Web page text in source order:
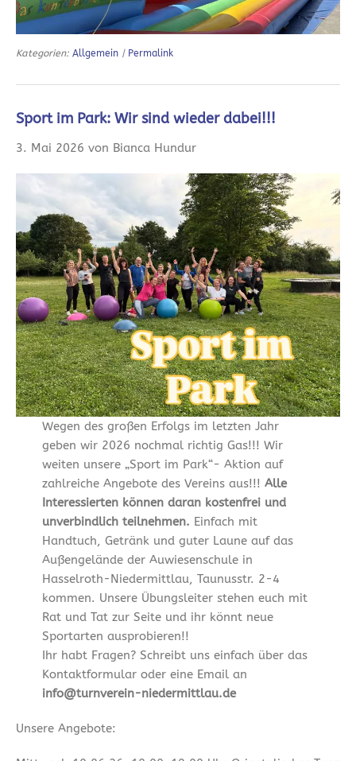
Kategorien: Allgemein | Permalink
Sport im Park: Wir sind wieder dabei!!!
3. Mai 2026 von Bianca Hundur
Wegen des großen Erfolgs im letzten Jahr
geben wir 2026 nochmal richtig Gas!!! Wir
weiten unsere „Sport im Park“- Aktion auf
zahlreiche Angebote des Vereins aus!!! Alle
Interessierten können daran kostenfrei und
unverbindlich teilnehmen. Einfach mit
Handtuch, Getränk und guter Laune auf das
Außengelände der Auwiesenschule in
Hasselroth-Niedermittlau, Taunusstr. 2-4
kommen. Unsere Übungsleiter stehen euch mit
Rat und Tat zur Seite und ihr könnt neue
Sportarten ausprobieren!!
Ihr habt Fragen? Schreibt uns einfach über das
Kontaktformular oder eine Email an
info@turnverein-niedermittlau.de
Unsere Angebote: